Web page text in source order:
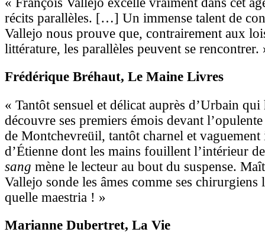
récits parallèles. […] Un immense talent de
Vallejo nous prouve que, contrairement aux
littérature, les parallèles peuvent se rencontrer.
Frédérique Bréhaut, Le Maine Livres
« Tantôt sensuel et délicat auprès d’Urbain qui
découvre ses premiers émois devant
de Montchevreüil, tantôt charnel et vaguement
d’Étienne dont les mains fouillent l’intérieur
sang mène le lecteur au bout du suspense.
Vallejo sonde les âmes comme ses chirurgiens
quelle maestria ! »
Marianne Dubertret, La Vie